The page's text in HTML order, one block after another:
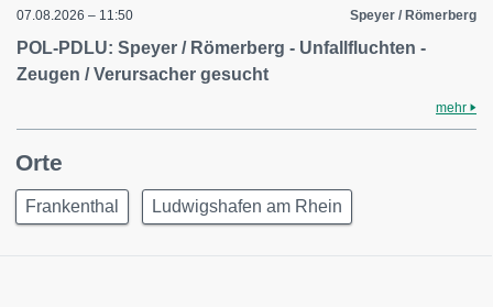
07.08.2026 – 11:50 Speyer / Römerberg
POL-PDLU: Speyer / Römerberg - Unfallfluchten -
Zeugen / Verursacher gesucht
mehr
Orte
Frankenthal Ludwigshafen am Rhein